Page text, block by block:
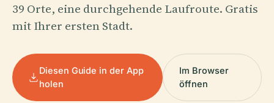
39 Orte, eine durchgehende Laufroute. Gratis
mit Ihrer ersten Stadt.
Diesen Guide in der App
holen
Im Browser
öffnen